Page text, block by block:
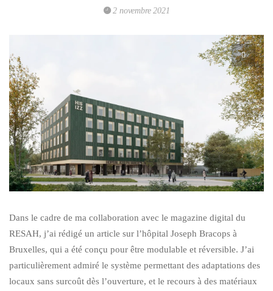
2 novembre 2021
Dans le cadre de ma collaboration avec le magazine digital du
RESAH, j’ai rédigé un article sur l’hôpital Joseph Bracops à
Bruxelles, qui a été conçu pour être modulable et réversible. J’ai
particulièrement admiré le système permettant des adaptations des
locaux sans surcoût dès l’ouverture, et le recours à des matériaux